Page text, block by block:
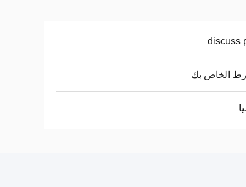
discuss
الخاص بك